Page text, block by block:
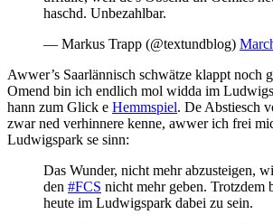
haschd. Unbezahlbar.
— Markus Trapp (@textundblog)
Awwer’s Saarlännisch schwätze klappt noch
Omend bin ich endlich mol widda im
hann zum Glick e Hemmspiel. De Abstiesch
zwar ned verhinnere kenne, awwer ich frei
Ludwigspark se sinn:
Das Wunder, nicht mehr abzusteigen,
den #FCS nicht mehr geben. Trotzdem
heute im Ludwigspark dabei zu sein.